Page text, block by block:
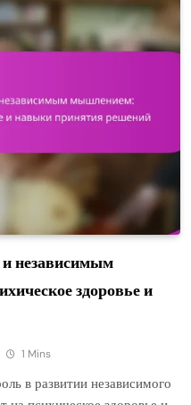
независимым
здоровье и
1 Mins
в развитии независимого